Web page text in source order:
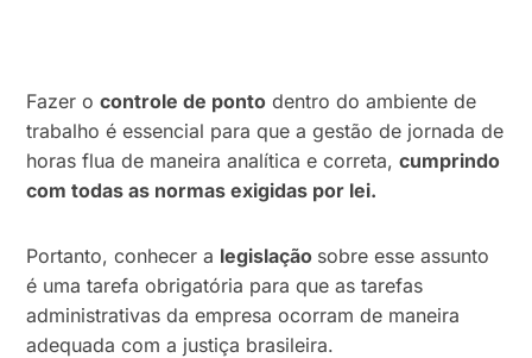
Fazer ocontrole de ponto dentro do ambiente de
trabalho é essencial para que a gestão de jornada de
horas flua de maneira analítica e correta,cumprindo
com todas as normas exigidas por lei.
Portanto, conhecer a legislação sobre esse assunto
é uma tarefa obrigatória para que as tarefas
administrativas da empresa ocorram de maneira
adequada com a justiça brasileira.